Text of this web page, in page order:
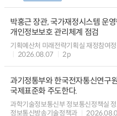
박홍근 장관, 국가재정시스템 운
개인정보보호 관리체계 점검
기획예산처 미래전략기획실 재정참여
2026.08.07
2p
과기정통부와 한국전자통신연구
국제표준화 주도한다.
과학기술정보통신부 정보통신정책실
정보통신방송기술정책과